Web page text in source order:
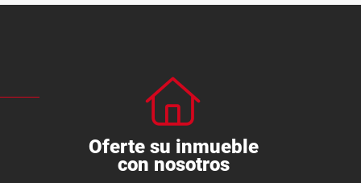
Oferte su inmueble
con nosotros